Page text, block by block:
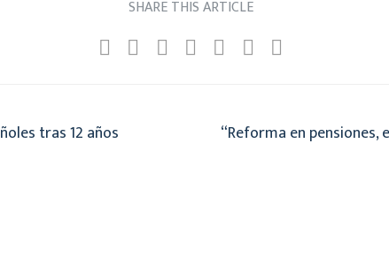
SHARE THIS ARTICLE
tras 12 años “Reforma en